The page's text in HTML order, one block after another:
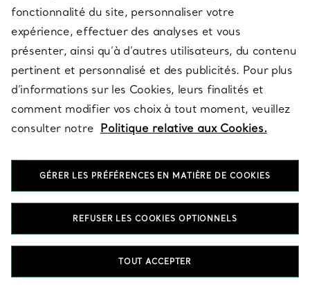
À PROPOS
QUESTIONS LÉGALES
SUIVEZ-NOUS
T&Co. 2026
fonctionnalité du site, personnaliser votre
expérience, effectuer des analyses et vous
présenter, ainsi qu’à d’autres utilisateurs, du contenu
pertinent et personnalisé et des publicités. Pour plus
d’informations sur les Cookies, leurs finalités et
comment modifier vos choix à tout moment, veuillez
consulter notre Politique relative aux Cookies.
GÉRER LES PRÉFÉRENCES EN MATIÈRE DE COOKIES
REFUSER LES COOKIES OPTIONNELS
TOUT ACCEPTER